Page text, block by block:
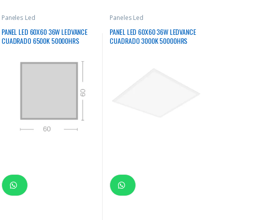
Paneles Led
PANEL LED 60X60 36W LEDVANCE
CUADRADO 6500K 50000HRS
Paneles Led
PANEL LED 60X60 36W LEDVANCE
CUADRADO 3000K 50000HRS